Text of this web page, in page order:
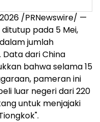
/PRNewswire/ —
pada 5 Mei,
jumlah
dari China
bahwa selama 15
pameran ini
luar negeri dari 220
untuk menjajaki